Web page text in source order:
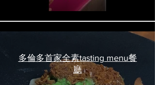
多倫多首家全素tasting menu餐
廳